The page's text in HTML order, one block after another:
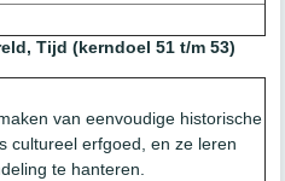
Tijd (kerndoel 51 t/m 53)
van eenvoudige historische
cultureel erfgoed, en ze leren
te hanteren.